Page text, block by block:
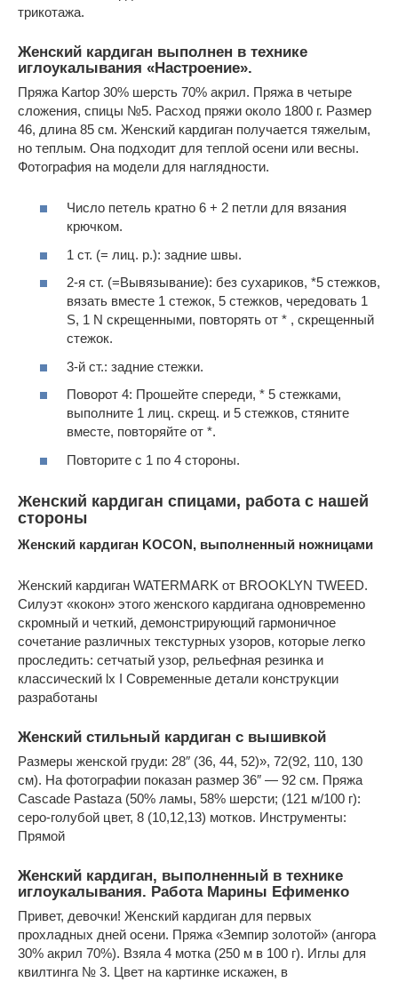
трикотажа.
Женский кардиган выполнен в технике
иглоукалывания «Настроение».
Пряжа Kartop 30% шерсть 70% акрил. Пряжа в четыре
сложения, спицы №5. Расход пряжи около 1800 г. Размер
46, длина 85 см. Женский кардиган получается тяжелым,
но теплым. Она подходит для теплой осени или весны.
Фотография на модели для наглядности.
Число петель кратно 6 + 2 петли для вязания
крючком.
1 ст. (= лиц. р.): задние швы.
2-я ст. (=Вывязывание): без сухариков, *5 стежков,
вязать вместе 1 стежок, 5 стежков, чередовать 1
S, 1 N скрещенными, повторять от * , скрещенный
стежок.
3-й ст.: задние стежки.
Поворот 4: Прошейте спереди, * 5 стежками,
выполните 1 лиц. скрещ. и 5 стежков, стяните
вместе, повторяйте от *.
Повторите с 1 по 4 стороны.
Женский кардиган спицами, работа с нашей
стороны
Женский кардиган KOCON, выполненный ножницами
Женский кардиган WATERMARK от BROOKLYN TWEED.
Силуэт «кокон» этого женского кардигана одновременно
скромный и четкий, демонстрирующий гармоничное
сочетание различных текстурных узоров, которые легко
проследить: сетчатый узор, рельефная резинка и
классический lx I Современные детали конструкции
разработаны
Женский стильный кардиган с вышивкой
Размеры женской груди: 28″ (36, 44, 52)», 72(92, 110, 130
см). На фотографии показан размер 36″ — 92 см. Пряжа
Cascade Pastaza (50% ламы, 58% шерсти; (121 м/100 г):
серо-голубой цвет, 8 (10,12,13) мотков. Инструменты:
Прямой
Женский кардиган, выполненный в технике
иглоукалывания. Работа Марины Ефименко
Привет, девочки! Женский кардиган для первых
прохладных дней осени. Пряжа «Земпир золотой» (ангора
30% акрил 70%). Взяла 4 мотка (250 м в 100 г). Иглы для
квилтинга № 3. Цвет на картинке искажен, в